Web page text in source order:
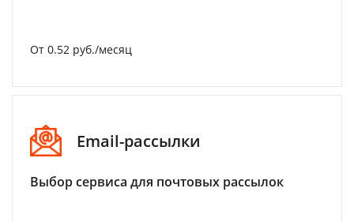
От 0.52 руб./месяц
Email-рассылки
Выбор сервиса для почтовых рассылок